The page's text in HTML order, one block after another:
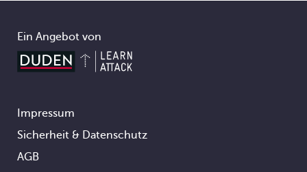
Ein Angebot von
Footer
Impressum
Sicherheit & Datenschutz
AGB